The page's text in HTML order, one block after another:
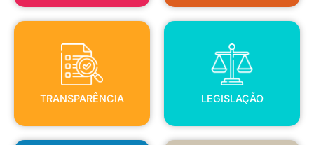
TRANSPARÊNCIA
TRANSPARÊNCIA
LEGISLAÇÃO
LEGISLAÇÃO